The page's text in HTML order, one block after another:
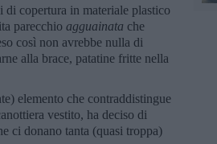
copertura in materiale plastico
parecchio agguainata che
così non avrebbe nulla di
alla brace, patatine fritte nella
elemento che contraddistingue
vestito, ha deciso di
ci donano tanta (quasi troppa)